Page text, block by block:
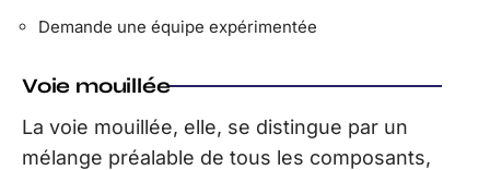
Demande une équipe expérimentée
Voie mouillée
La voie mouillée, elle, se distingue par un
mélange préalable de tous les composants,